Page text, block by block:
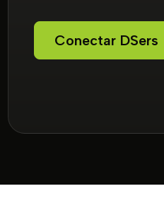
Conectar DSers